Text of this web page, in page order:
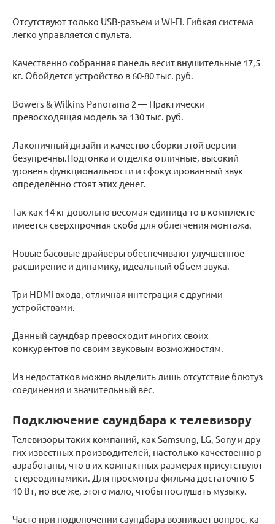
Отсутствуют только USB-разъем и Wi-Fi. Гибкая система
легко управляется с пульта.
Качественно собранная панель весит внушительные 17,5
кг. Обойдется устройство в 60-80 тыс. руб.
Bowers & Wilkins Panorama 2 — Практически
превосходящая модель за 130 тыс. руб.
Лаконичный дизайн и качество сборки этой версии
безупречны.Подгонка и отделка отличные, высокий
уровень функциональности и сфокусированный звук
определённо стоят этих денег.
Так как 14 кг довольно весомая единица то в комплекте
имеется сверхпрочная скоба для облегчения монтажа.
Новые басовые драйверы обеспечивают улучшенное
расширение и динамику, идеальный объем звука.
Три HDMI входа, отличная интеграция с другими
устройствами.
Данный саундбар превосходит многих своих
конкурентов по своим звуковым возможностям.
Из недостатков можно выделить лишь отсутствие блютуз
соединения и значительный вес.
Подключение саундбара к телевизору
Телевизоры таких компаний, как Samsung, LG, Sony и дру
гих известных производителей, настолько качественно р
азработаны, что в их компактных размерах присутствуют
стереодинамики. Для просмотра фильма достаточно 5-
10 Вт, но все же, этого мало, чтобы послушать музыку.
Часто при подключении саундбара возникает вопрос, ка